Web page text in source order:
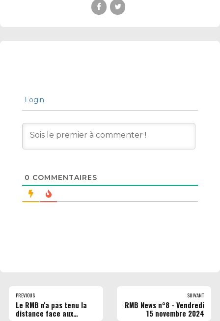
Login
0 COMMENTAIRES
PREVIOUS
Le RMB n'a pas tenu la
distance face aux
SUIVANT
RMB News n°8 - Vendredi
15 novembre 2024